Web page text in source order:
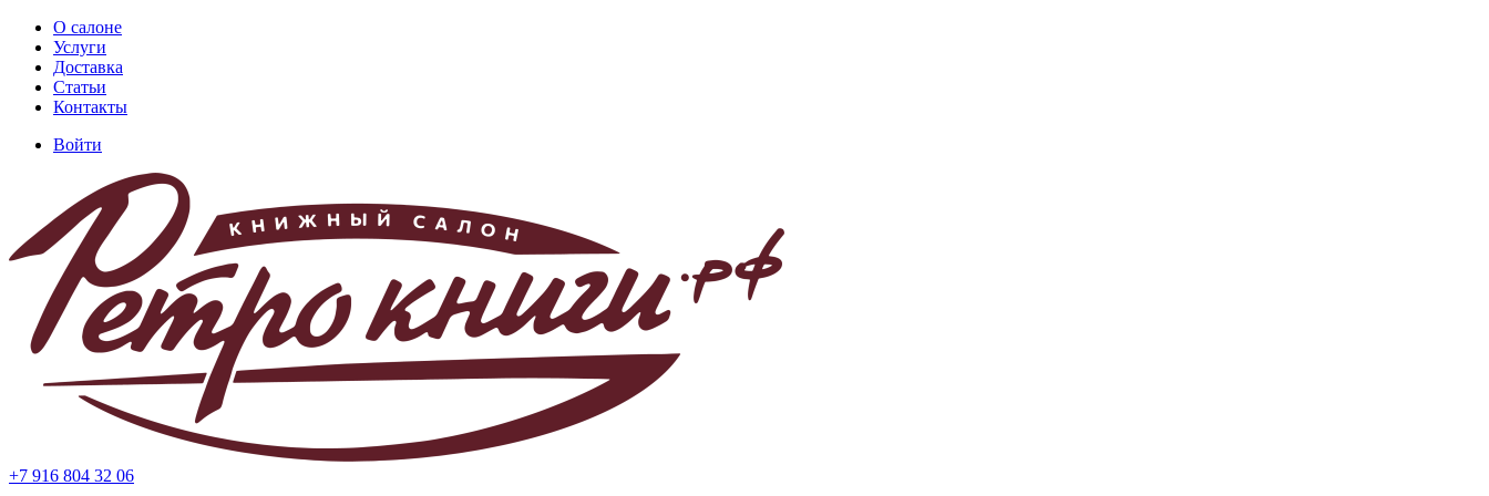
Перейти
основному
содержанию
Основная
навигация
О салоне
Услуги
Доставка
Статьи
Контакты
учётной
записи
пользователя
Войти
+7 916 804 32 06